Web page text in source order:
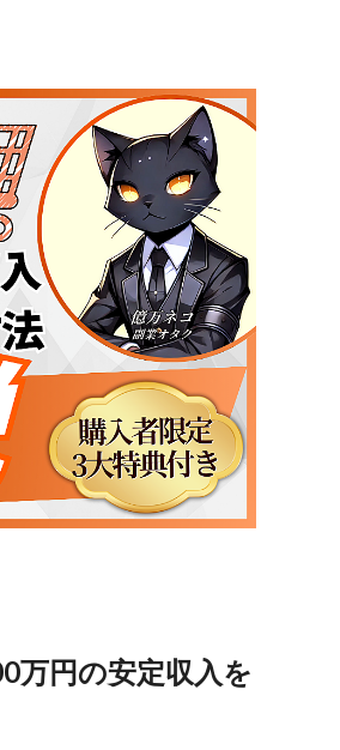
万円の安定収入を